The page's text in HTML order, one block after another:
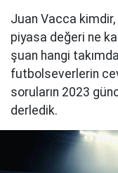
Juan Vacca kimdir,
piyasa değeri ne
şuan hangi
futbolseverlerin
soruların 2023
derledik.